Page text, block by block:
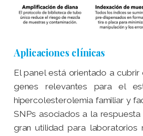
Aplicaciones clínicas
El panel está orientado a
genes relevantes para el
hipercolesterolemia familiar y
SNPs asociados a la
gran utilidad para